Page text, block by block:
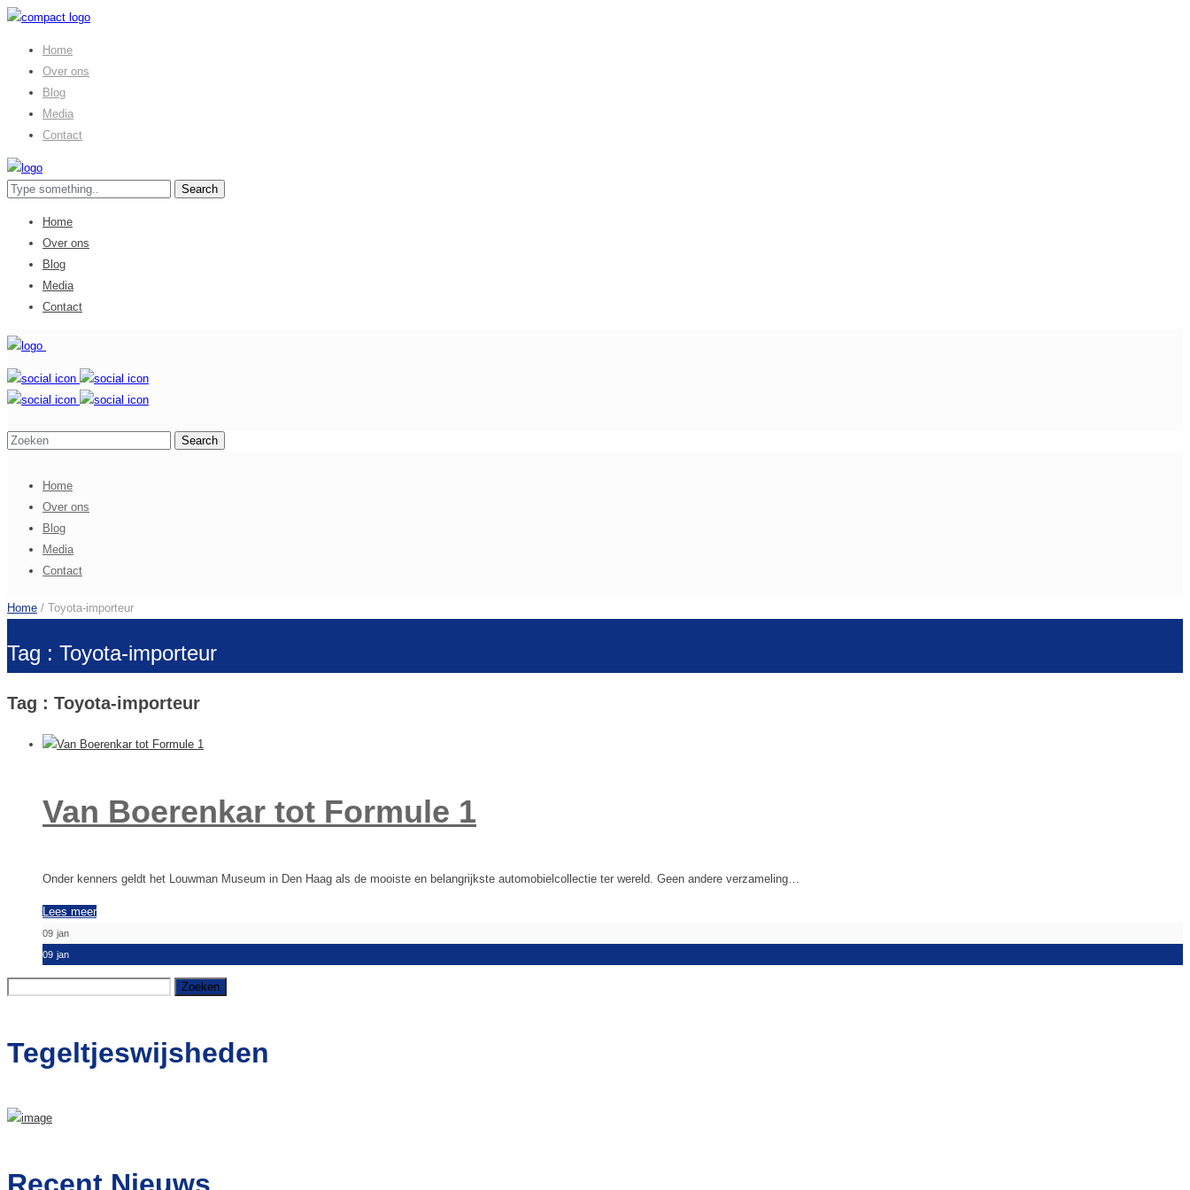
Home
Over ons
Blog
Media
Contact
Home
Over ons
Blog
Media
Contact
Home
Over ons
Blog
Media
Contact
Home / Toyota-importeur
Tag : Toyota-importeur
Tag : Toyota-importeur
Van Boerenkar tot Formule 1
Onder kenners geldt het Louwman Museum in Den Haag als de mooiste en belangrijkste automobielcollectie ter wereld. Geen andere verzameling…
Lees meer
09 jan
09 jan
Tegeltjeswijsheden